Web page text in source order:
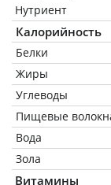
Нутриент
Калорийность
Белки
Жиры
Углеводы
Пищевые
Вода
Зола
Витамины